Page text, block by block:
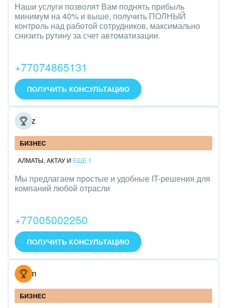
Связь и телекоммуникации
Финансы, бухгалтерия, банки
Электроэнергетика
Ювелирное дело
Юриспруденция
Наши услуги позволят Вам поднять прибыль
минимум на 40% и выше, получить ПОЛНЫЙ
контроль над работой сотрудников, максимально
снизить рутину за счет автоматизации.
+77074865131
ПОЛУЧИТЬ КОНСУЛЬТАЦИЮ
R2.kz
БИЗНЕС
АЛМАТЫ, АКТАУ И ЕЩЕ 1
Мы предлагаем простые и удобные IT-решения для
компаний любой отрасли
+77005002250
ПОЛУЧИТЬ КОНСУЛЬТАЦИЮ
Jasan
БИЗНЕС